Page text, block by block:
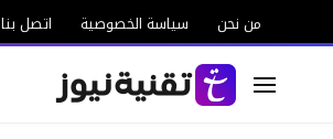
من نحن سياسة الخصوصية اتصل بنا